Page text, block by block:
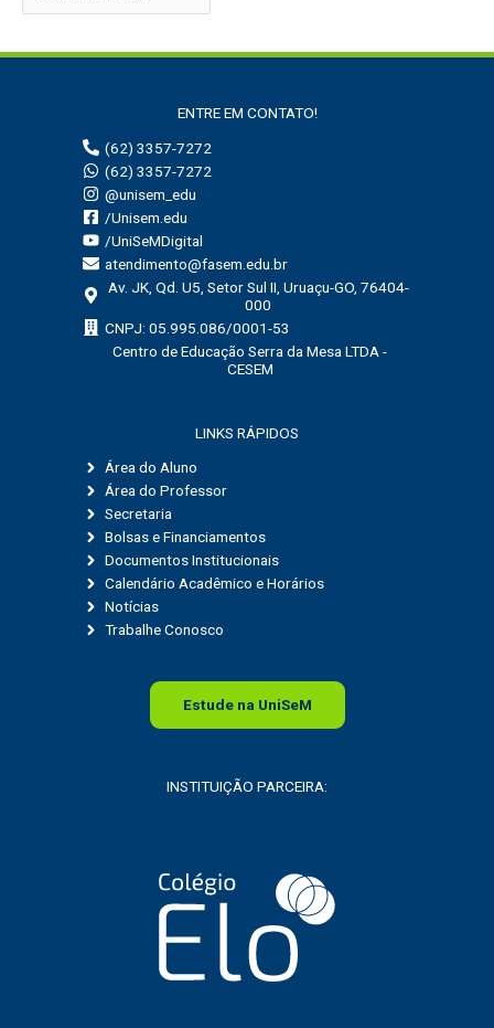
ENTRE EM CONTATO!
(62) 3357-7272
(62) 3357-7272
@unisem_edu
/Unisem.edu
/UniSeMDigital
atendimento@fasem.edu.br
Av. JK, Qd. U5, Setor Sul II, Uruaçu-GO, 76404-
000
CNPJ: 05.995.086/0001-53
Centro de Educação Serra da Mesa LTDA -
CESEM
LINKS RÁPIDOS
Área do Aluno
Área do Professor
Secretaria
Bolsas e Financiamentos
Documentos Institucionais
Calendário Acadêmico e Horários
Notícias
Trabalhe Conosco
Estude na UniSeM
INSTITUIÇÃO PARCEIRA: